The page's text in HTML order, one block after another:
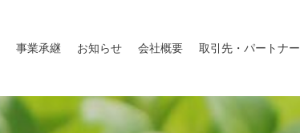
事業承継 お知らせ 会社概要 取引先・パートナー